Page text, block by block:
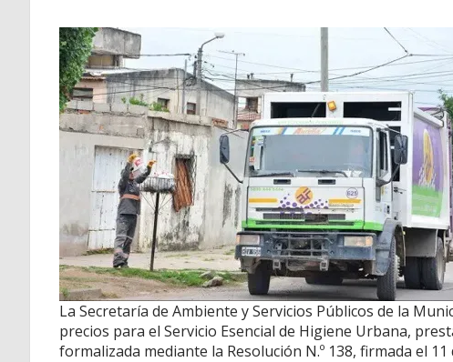
La Secretaría de Ambiente y Servicios Públicos de la
precios para el Servicio Esencial de Higiene Urbana,
formalizada mediante la Resolución N.º 138, firmada el